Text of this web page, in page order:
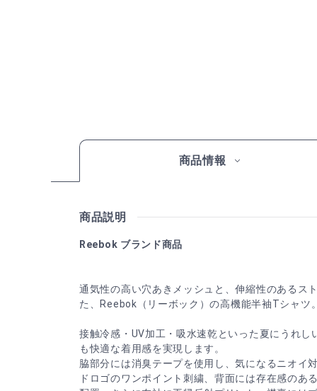
商品情報
商品説明
Reebok ブランド商品
通気性の高い穴あきメッシュと、伸縮性のあるス
た、Reebok（リーボック）の高機能半袖Tシャツ
接触冷感・UV加工・吸水速乾といった夏にうれし
も快適な着用感を実現します。
脇部分には消臭テープを使用し、気になるニオイ
ドロゴのワンポイント刺繍、背面には存在感のあ